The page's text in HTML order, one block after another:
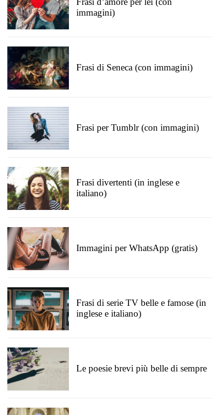
immagini)
Frasi di Seneca (con immagini)
Frasi per Tumblr (con immagini)
Frasi divertenti (in inglese e
italiano)
Immagini per WhatsApp (gratis)
Frasi di serie TV belle e famose (in
inglese e italiano)
Le poesie brevi più belle di sempre